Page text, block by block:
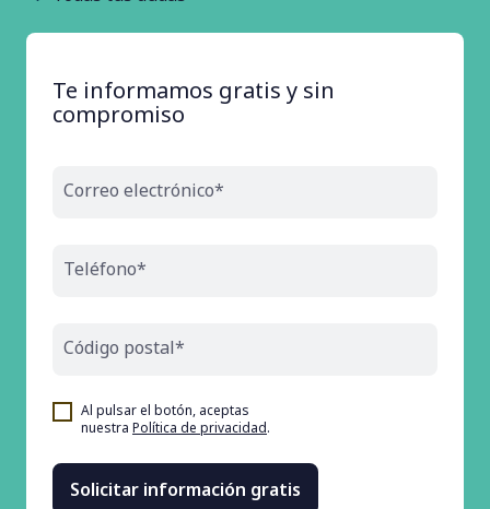
Te informamos gratis y sin
compromiso
Correo electrónico*
Teléfono*
Código postal*
Al pulsar el botón, aceptas
nuestra Política de privacidad.